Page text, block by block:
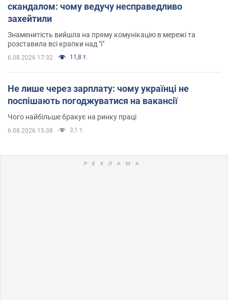
скандалом: чому ведучу несправедливо
захейтили
Знаменитість вийшла на пряму комунікацію в мережі та
розставила всі крапки над "і"
6.08.2026 17:32 11,8 т.
Не лише через зарплату: чому українці не
поспішають погоджуватися на вакансії
Чого найбільше бракує на ринку праці
6.08.2026 15:38 3,1 т.